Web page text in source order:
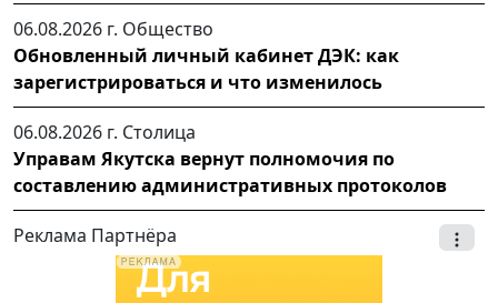
06.08.2026 г. Общество
Обновленный личный кабинет ДЭК: как
зарегистрироваться и что изменилось
06.08.2026 г. Столица
Управам Якутска вернут полномочия по
составлению административных протоколов
Реклама Партнёра